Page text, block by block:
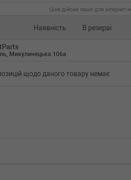
Ціна дійсна лише для інтернет-
Наявність В резерві
Микулинецька 106а
щодо даного товару немає